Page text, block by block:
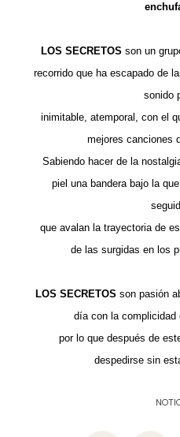
LOS SECRETOS son un
recorrido que ha escapado de
sonido
inimitable, atemporal, con el
mejores canciones
Sabiendo hacer de la
piel una bandera bajo la
que avalan la trayectoria de
de las surgidas en los
LOS SECRETOS son pasión
día con la complicidad
por lo que después de
despedirse sin